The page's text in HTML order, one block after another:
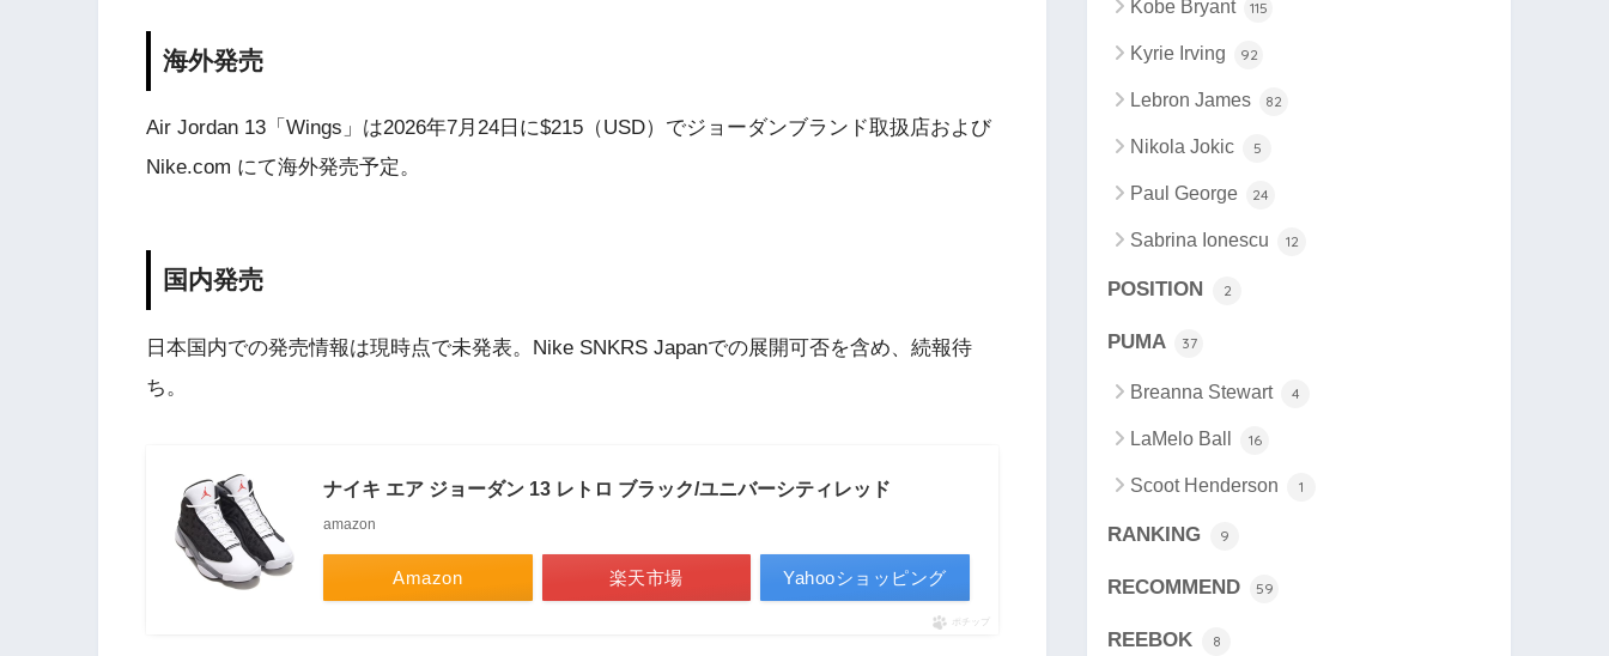
海外発売
Air Jordan 13「Wings」は2026年7月24日に$215（USD）でジョーダンブランド取扱店および
Nike.com にて海外発売予定。
国内発売
日本国内での発売情報は現時点で未発表。Nike SNKRS Japanでの展開可否を含め、続報待
ち。
ナイキ エア ジョーダン 13 レトロ ブラック/ユニバーシティレッド
amazon
Amazon 楽天市場 Yahooショッピング
ポチップ
Kobe Bryant 115
Kyrie Irving 92
Lebron James 82
Nikola Jokic 5
Paul George 24
Sabrina Ionescu 12
POSITION 2
PUMA 37
Breanna Stewart 4
LaMelo Ball 16
Scoot Henderson 1
RANKING 9
RECOMMEND 59
REEBOK 8